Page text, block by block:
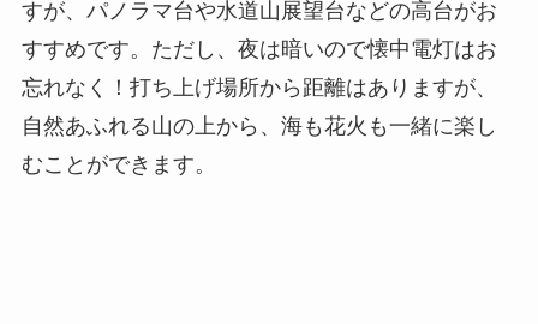
すが、パノラマ台や水道山展望台などの高台がお
すすめです。ただし、夜は暗いので懐中電灯はお
忘れなく！打ち上げ場所から距離はありますが、
自然あふれる山の上から、海も花火も一緒に楽し
むことができます。